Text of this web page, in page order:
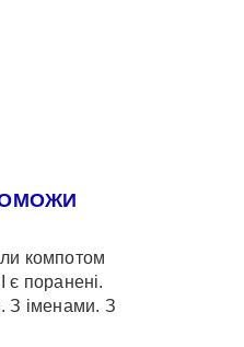
компотом
є поранені.
З іменами. З